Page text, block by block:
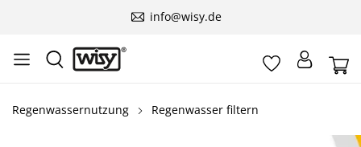
info@wisy.de
Regenwassernutzung Regenwasser filtern